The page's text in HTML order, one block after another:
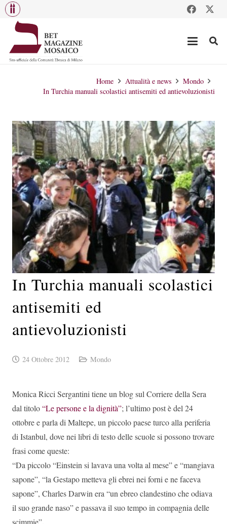
Home Attualità e news
Mondo
In Turchia manuali scolastici antisemiti ed antievoluzionisti
In Turchia manuali scolastici
antisemiti ed
antievoluzionisti
24 Ottobre 2012 Mondo
Monica Ricci Sergantini tiene un blog sul Corriere della Sera
dal titolo“Le persone e la dignità”; l’ultimo post è del 24
ottobre e parla di Maltepe, un piccolo paese turco alla periferia
di Istanbul, dove nei libri di testo delle scuole si possono trovare
frasi come queste:
“Da piccolo “Einstein si lavava una volta al mese” e “mangiava
sapone”, “la Gestapo metteva gli ebrei nei forni e ne faceva
sapone”, Charles Darwin era “un ebreo clandestino che odiava
il suo grande naso” e passava il suo tempo in compagnia delle
scimmie”.